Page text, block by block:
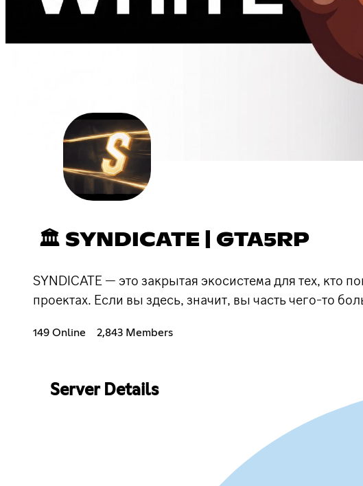
🏛 SYNDICATE | GTA5RP
SYNDICATE — это закрытая экосистема для тех,
проектах. Если вы здесь, значит, вы часть чего-то
149 Online 2,843 Members
Server Details